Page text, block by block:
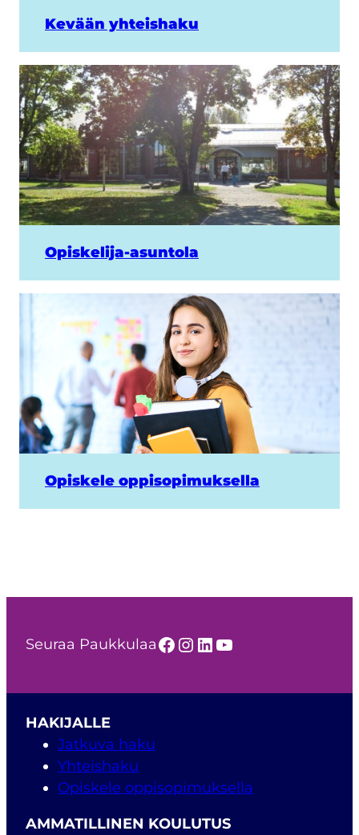
Kevään yhteishaku
Opiskelija-asuntola
Opiskele oppisopimuksella
Seuraa PaukkulaaFacebook
Instagram
LinkedIn
YouTube
HAKIJALLE
Jatkuva haku
Yhteishaku
Opiskele oppisopimuksella
AMMATILLINEN KOULUTUS